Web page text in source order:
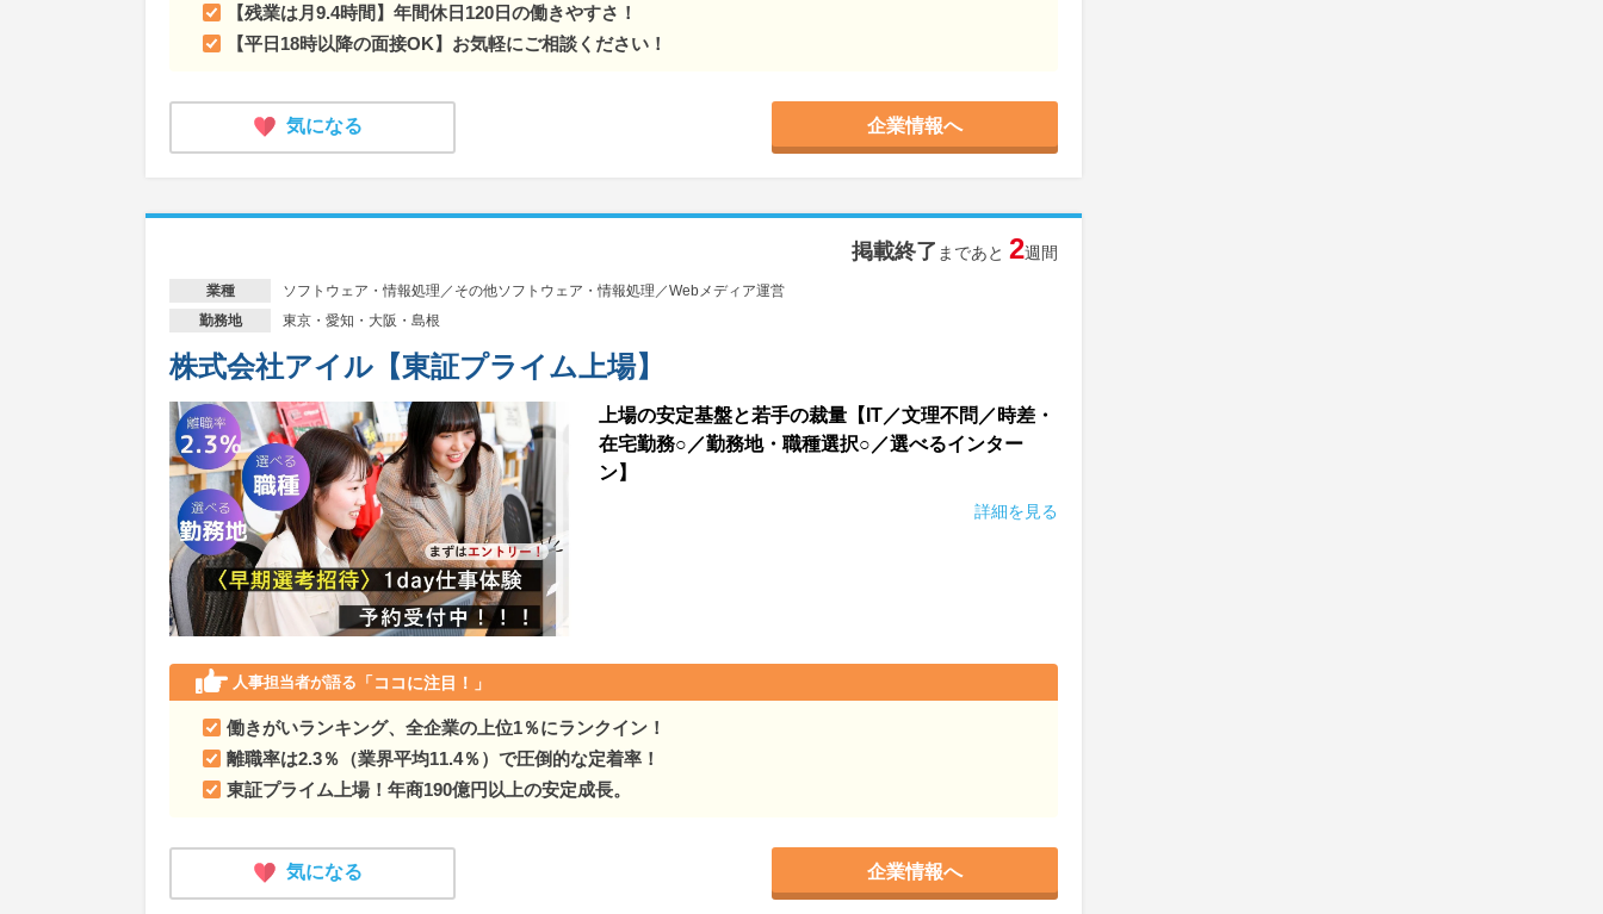
【残業は月9.4時間】年間休日120日の働きやすさ！
【平日18時以降の面接OK】お気軽にご相談ください！
気になる 企業情報へ
掲載終了 まであと 2週間
業種 ソフトウェア・情報処理／その他ソフトウェア・情報処理／Webメディア運営
勤務地 東京・愛知・大阪・島根
株式会社アイル【東証プライム上場】
上場の安定基盤と若手の裁量【IT／文理不問／時差・
在宅勤務○／勤務地・職種選択○／選べるインター
ン】
詳細を見る
人事担当者が語る 「ココに注目！」
働きがいランキング、全企業の上位1％にランクイン！
離職率は2.3％（業界平均11.4％）で圧倒的な定着率！
東証プライム上場！年商190億円以上の安定成長。
気になる 企業情報へ